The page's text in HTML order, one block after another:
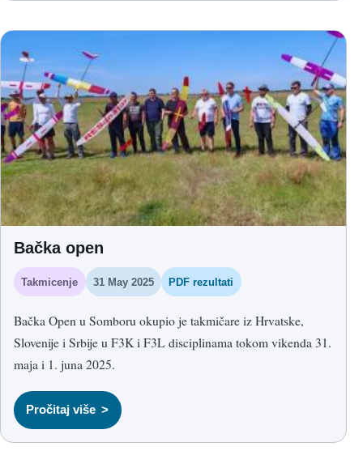
duže i stabilnije letove.
Bačka open
Takmicenje 31 May 2025 PDF rezultati
Bačka Open u Somboru okupio je takmičare iz Hrvatske,
Slovenije i Srbije u F3K i F3L disciplinama tokom vikenda 31.
maja i 1. juna 2025.
Pročitaj više